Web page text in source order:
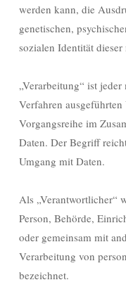
werden kann, die
genetischen,
sozialen Identität
„Verarbeitung“ ist
Verfahren
Vorgangsreihe im
Daten. Der Begriff
Umgang mit Daten.
Als „Verantwortlicher“
Person, Behörde,
oder gemeinsam mit
Verarbeitung von
bezeichnet.